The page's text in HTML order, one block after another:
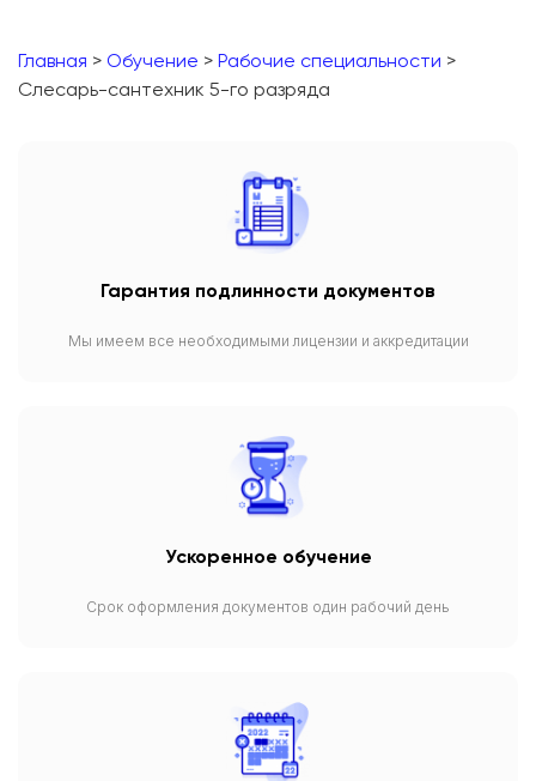
Главная > Обучение > Рабочие специальности >
Слесарь-сантехник 5-го разряда
Гарантия подлинности документов
Мы имеем все необходимыми лицензии и аккредитации
Ускоренное обучение
Срок оформления документов один рабочий день